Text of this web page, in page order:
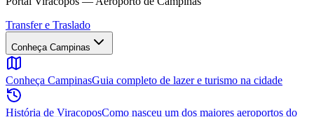
Transfer e Traslado
Conheça Campinas
Conheça CampinasGuia completo de lazer e turismo na cidade
História de ViracoposComo nasceu um dos maiores aeroportos do